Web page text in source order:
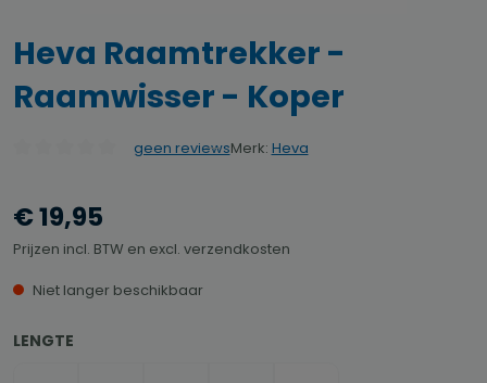
Heva Raamtrekker -
Raamwisser - Koper
geen reviewsMerk: Heva
€ 19,95
Prijzen incl. BTW en excl. verzendkosten
Niet langer beschikbaar
SELECTEER
LENGTE